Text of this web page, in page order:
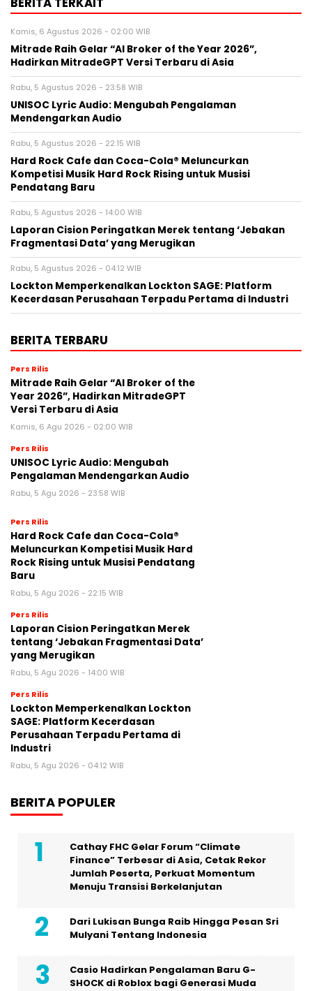
Kamis, 6 Agustus 2026 - 02:00 WIB
Mitrade Raih Gelar “AI Broker of the Year 2026”,
Hadirkan MitradeGPT Versi Terbaru di Asia
Rabu, 5 Agustus 2026 - 23:58 WIB
UNISOC Lyric Audio: Mengubah Pengalaman
Mendengarkan Audio
Rabu, 5 Agustus 2026 - 22:15 WIB
Hard Rock Cafe dan Coca-Cola® Meluncurkan
Kompetisi Musik Hard Rock Rising untuk Musisi
Pendatang Baru
Rabu, 5 Agustus 2026 - 14:00 WIB
Laporan Cision Peringatkan Merek tentang ‘Jebakan
Fragmentasi Data’ yang Merugikan
Rabu, 5 Agustus 2026 - 04:12 WIB
Lockton Memperkenalkan Lockton SAGE: Platform
Kecerdasan Perusahaan Terpadu Pertama di Industri
BERITA TERBARU
Pers Rilis
Mitrade Raih Gelar “AI Broker of the
Year 2026”, Hadirkan MitradeGPT
Versi Terbaru di Asia
Kamis, 6 Agu 2026 - 02:00 WIB
Pers Rilis
UNISOC Lyric Audio: Mengubah
Pengalaman Mendengarkan Audio
Rabu, 5 Agu 2026 - 23:58 WIB
Pers Rilis
Hard Rock Cafe dan Coca-Cola®
Meluncurkan Kompetisi Musik Hard
Rock Rising untuk Musisi Pendatang
Baru
Rabu, 5 Agu 2026 - 22:15 WIB
Pers Rilis
Laporan Cision Peringatkan Merek
tentang ‘Jebakan Fragmentasi Data’
yang Merugikan
Rabu, 5 Agu 2026 - 14:00 WIB
Pers Rilis
Lockton Memperkenalkan Lockton
SAGE: Platform Kecerdasan
Perusahaan Terpadu Pertama di
Industri
Rabu, 5 Agu 2026 - 04:12 WIB
BERITA POPULER
Cathay FHC Gelar Forum “Climate
Finance” Terbesar di Asia, Cetak Rekor
Jumlah Peserta, Perkuat Momentum
Menuju Transisi Berkelanjutan
Dari Lukisan Bunga Raib Hingga Pesan Sri
Mulyani Tentang Indonesia
Casio Hadirkan Pengalaman Baru G-
SHOCK di Roblox bagi Generasi Muda